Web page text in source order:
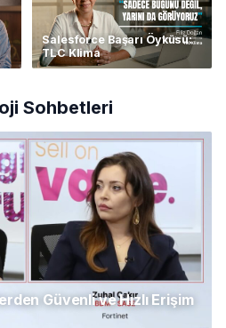
Salesforce Başarı Öyküsü:
TLC Klima
Sohbetleri
Güvenli ve Hızlı Erişim